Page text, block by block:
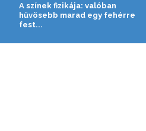
A színek fizikája: valóban
hűvösebb marad egy fehérre
fest...